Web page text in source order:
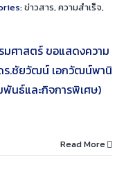
ข่าวสาร, ความสำเร็จ,
มศาสตร์ ขอแสดงความ
ร.ชัยวัฒน์ เอกวัฒน์พานิ
นธ์และกิจการพิเศษ)
Read More